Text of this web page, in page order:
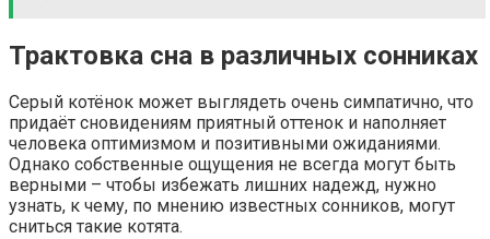
Трактовка сна в различных сонниках
Серый котёнок может выглядеть очень симпатично, что
придаёт сновидениям приятный оттенок и наполняет
человека оптимизмом и позитивными ожиданиями.
Однако собственные ощущения не всегда могут быть
верными – чтобы избежать лишних надежд, нужно
узнать, к чему, по мнению известных сонников, могут
сниться такие котята.